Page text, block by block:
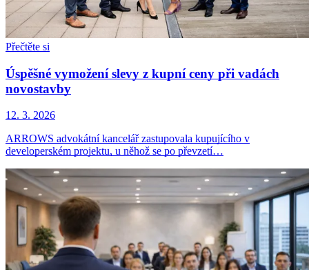
Přečtěte si
Úspěšné vymožení slevy z kupní ceny při vadách
novostavby
12. 3. 2026
ARROWS advokátní kancelář zastupovala kupujícího v
developerském projektu, u něhož se po převzetí…